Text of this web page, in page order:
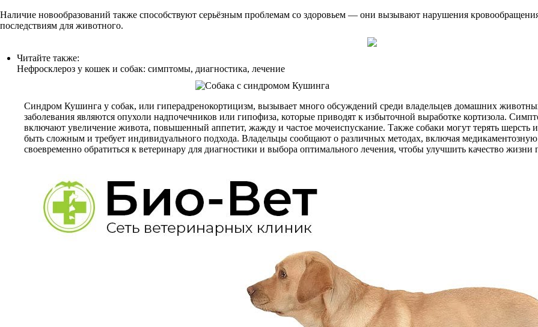
Наличие новообразований также способствуют серьёзным проблемам со здоровьем — они вызывают нарушения
последствиям для животного.
Читайте также:
Нефросклероз у кошек и собак: симптомы, диагностика, лечение
Синдром Кушинга у собак, или гиперадренокортицизм, вызывает много обсуждений среди владельцев домашних
заболевания являются опухоли надпочечников или гипофиза, которые приводят к избыточной выработке кортизола.
включают увеличение живота, повышенный аппетит, жажду и частое мочеиспускание. Также собаки могут терять шерсть
быть сложным и требует индивидуального подхода. Владельцы сообщают о различных методах, включая
своевременно обратиться к ветеринару для диагностики и выбора оптимального лечения, чтобы улучшить качество жизни